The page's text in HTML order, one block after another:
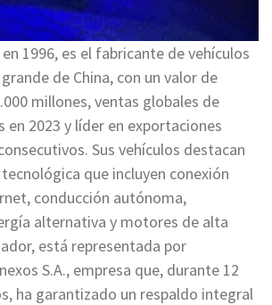
1996, es el fabricante de vehículos
de China, con un valor de
millones, ventas globales de
en 2023 y líder en exportaciones
Sus vehículos destacan
que incluyen conexión
conducción autónoma,
alternativa y motores de alta
está representada por
S.A., empresa que, durante 12
ha garantizado un respaldo integral